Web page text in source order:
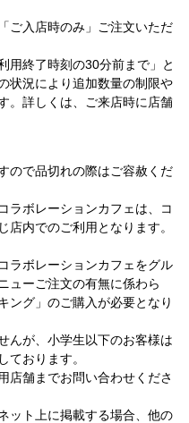
ご入店時のみ」ご注文いただ
用終了時刻の30分前まで」と
状況により追加数量の制限や
。詳しくは、ご来店時に店舗
ので品切れの際はご容赦くだ
ラボレーションカフェは、コ
店内でのご利用となります。
ラボレーションカフェをグル
ューご注文の有無に係わら
ング」のご購入が必要となり
んが、小学生以下のお客様は
ております。
店舗までお問い合わせくださ
ット上に掲載する場合、他の